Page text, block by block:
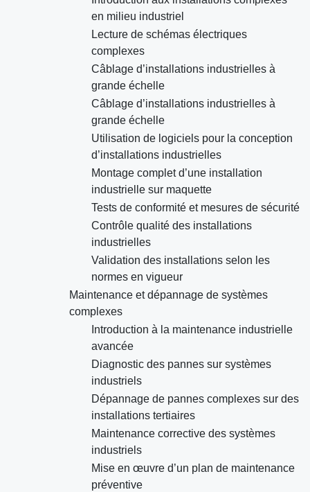
en milieu industriel
Lecture de schémas électriques
complexes
Câblage d’installations industrielles à
grande échelle
Câblage d’installations industrielles à
grande échelle
Utilisation de logiciels pour la conception
d’installations industrielles
Montage complet d’une installation
industrielle sur maquette
Tests de conformité et mesures de sécurité
Contrôle qualité des installations
industrielles
Validation des installations selon les
normes en vigueur
Maintenance et dépannage de systèmes
complexes
Introduction à la maintenance industrielle
avancée
Diagnostic des pannes sur systèmes
industriels
Dépannage de pannes complexes sur des
installations tertiaires
Maintenance corrective des systèmes
industriels
Mise en œuvre d’un plan de maintenance
préventive